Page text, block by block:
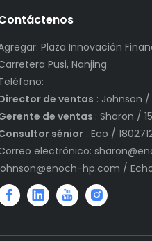
Plaza Innovación
Pusi, Nanjing
de ventas : Johnson /
de ventas : Sharon /
sénior: Eco /
electrónico:
hp.com /